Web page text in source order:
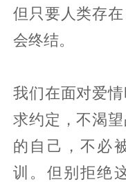
但只要人类存
会终结。‍
我们在面对爱
求约定，不渴
的自己，不必
训。但别拒绝